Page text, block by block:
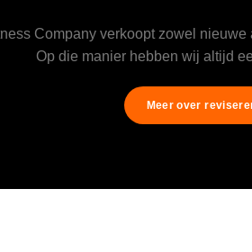
Company verkoopt zowel
Op die manier hebben wij altijd
Meer over